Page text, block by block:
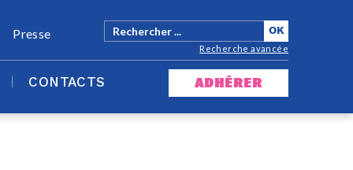
Recherche avancée
CONTACTS adhérer
Presse